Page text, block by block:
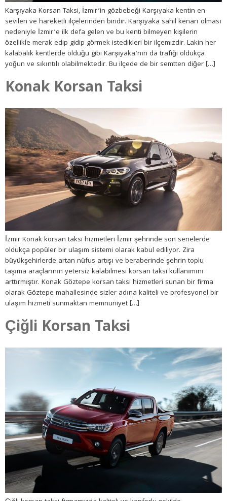
Karşıyaka Korsan Taksi, İzmir’in gözbebeği Karşıyaka kentin en
sevilen ve hareketli ilçelerinden biridir. Karşıyaka sahil kenarı olması
nedeniyle İzmir’e ilk defa gelen ve bu kenti bilmeyen kişilerin
özellikle merak edip gidip görmek istedikleri bir ilçemizdir. Lakin her
kalabalık kentlerde olduğu gibi Karşıyaka’nın da trafiği oldukça
yoğun ve sıkıntılı olabilmektedir. Bu ilçede de bir semtten diğer […]
Konak Korsan Taksi
İzmir Konak korsan taksi hizmetleri İzmir şehrinde son senelerde
oldukça popüler bir ulaşım sistemi olarak kabul ediliyor. Zira
büyükşehirlerde artan nüfus artışı ve beraberinde şehrin toplu
taşıma araçlarının yetersiz kalabilmesi korsan taksi kullanımını
arttırmıştır. Konak Göztepe korsan taksi hizmetleri sunan bir firma
olarak Göztepe mahallesinde sizler adına kaliteli ve profesyonel bir
ulaşım hizmeti sunmaktan memnuniyet […]
Çiğli Korsan Taksi